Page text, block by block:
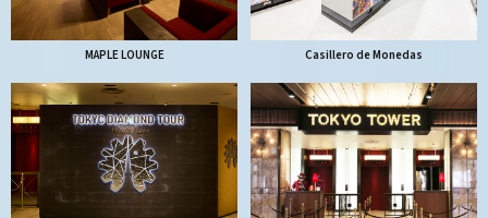
MAPLE LOUNGE Casillero de Monedas